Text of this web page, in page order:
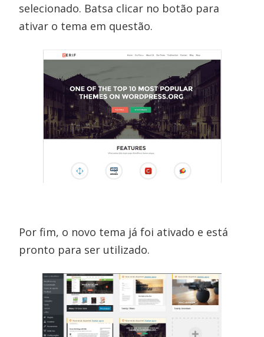
selecionado. Batsa clicar no botão para
ativar o tema em questão.
Por fim, o novo tema já foi ativado e está
pronto para ser utilizado.